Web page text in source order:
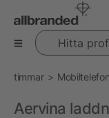
Hitta
timmar
Aervina